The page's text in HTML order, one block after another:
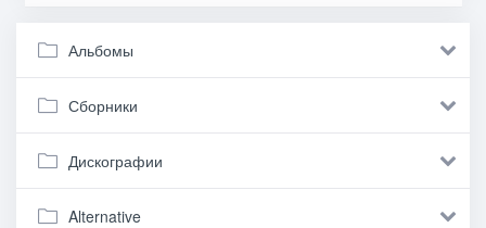
Альбомы
Сборники
Дискографии
Alternative